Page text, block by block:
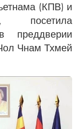
(КПВ) и
посетила
преддверии
Чнам Тхмей